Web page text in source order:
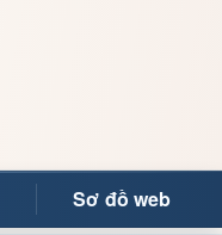
Sơ đồ web